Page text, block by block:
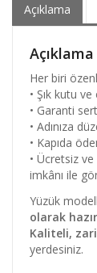
Açıklama
Açıklama
Her biri
• Şık kutu
• Garanti
• Adınıza
• Kapıda
• Ücretsiz
imkânı ile
Yüzük
olarak
Kaliteli,
yerdesiniz.